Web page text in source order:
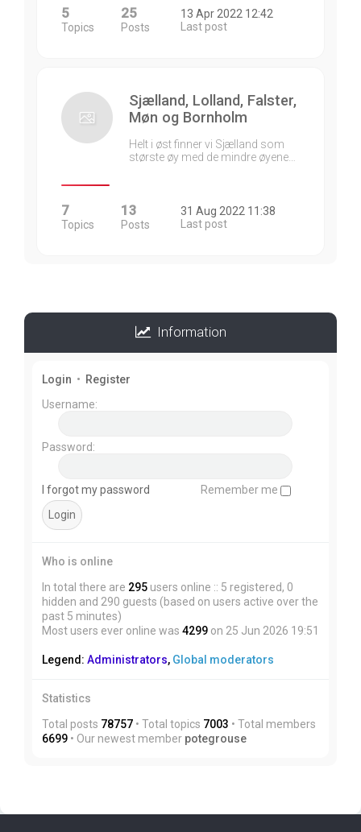
5
Topics
25
Posts
13 Apr 2022 12:42
Last post
Sjælland, Lolland, Falster,
Møn og Bornholm
Helt i øst finner vi Sjælland som
største øy med de mindre øyene…
7
Topics
13
Posts
31 Aug 2022 11:38
Last post
Information
Login • Register
Username:
Password:
I forgot my password Remember me
Who is online
In total there are 295 users online :: 5 registered, 0
hidden and 290 guests (based on users active over the
past 5 minutes)
Most users ever online was 4299 on 25 Jun 2026 19:51
Legend: Administrators, Global moderators
Statistics
Total posts 78757 • Total topics 7003 • Total members
6699 • Our newest member potegrouse